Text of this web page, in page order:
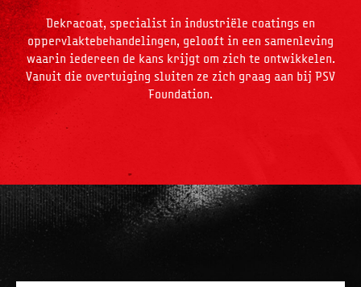
Dekracoat, specialist in industriële coatings en
oppervlaktebehandelingen, gelooft in een samenleving
waarin iedereen de kans krijgt om zich te ontwikkelen.
Vanuit die overtuiging sluiten ze zich graag aan bij PSV
Foundation.